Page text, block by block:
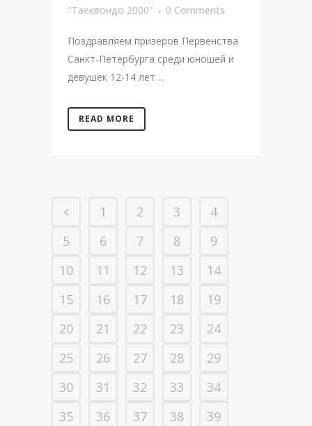
"Таеквондо 2000"
0 Comments
Поздравляем призеров Первенства
Санкт-Петербурга среди юношей и
девушек 12-14 лет ...
READ MORE
1 2 3
4
5
6 7 8
9
10
11 12 13
14
15
16 17 18
19
20
21 22 23
24
25
26 27 28
29
30
31 32 33
34
35
36 37 38
39